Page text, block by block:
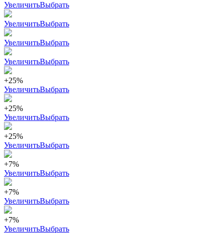
УвеличитьВыбрать
УвеличитьВыбрать
УвеличитьВыбрать
УвеличитьВыбрать
+25%
УвеличитьВыбрать
+25%
УвеличитьВыбрать
+25%
УвеличитьВыбрать
+7%
УвеличитьВыбрать
+7%
УвеличитьВыбрать
+7%
УвеличитьВыбрать